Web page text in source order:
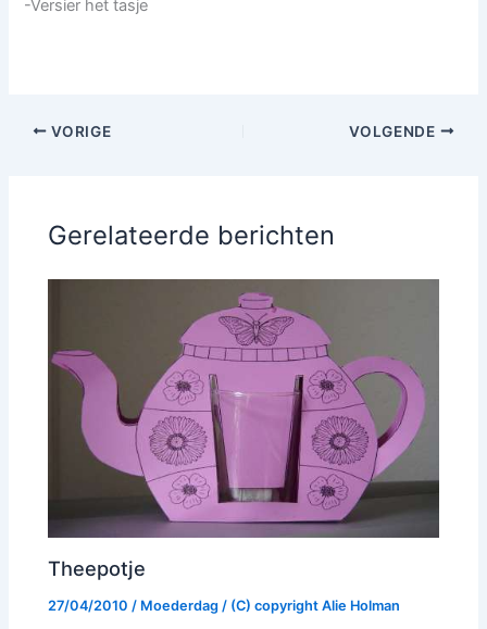
-Versier het tasje
VORIGE VOLGENDE
Gerelateerde berichten
Theepotje
27/04/2010 / Moederdag / (C) copyrightAlie Holman